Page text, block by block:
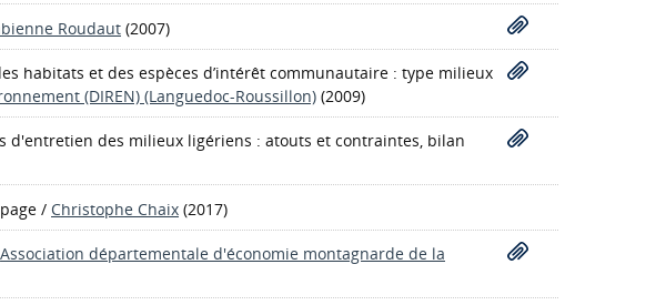
Roudaut (2007)
habitats et des espèces d’intérêt communautaire : type milieux
(DIREN) (Languedoc-Roussillon) (2009)
d'entretien des milieux ligériens : atouts et contraintes, bilan
/ Christophe Chaix (2017)
Association départementale d'économie montagnarde de la